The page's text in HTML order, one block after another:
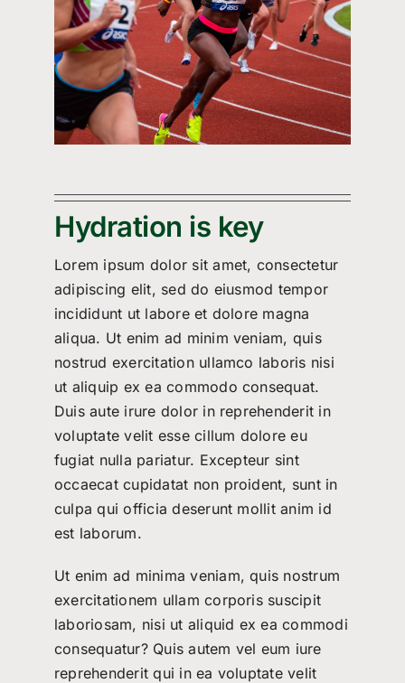
Hydration is key
Lorem ipsum dolor sit amet, consectetur
adipiscing elit, sed do eiusmod tempor
incididunt ut labore et dolore magna
aliqua. Ut enim ad minim veniam, quis
nostrud exercitation ullamco laboris nisi
ut aliquip ex ea commodo consequat.
Duis aute irure dolor in reprehenderit in
voluptate velit esse cillum dolore eu
fugiat nulla pariatur. Excepteur sint
occaecat cupidatat non proident, sunt in
culpa qui officia deserunt mollit anim id
est laborum.
Ut enim ad minima veniam, quis nostrum
exercitationem ullam corporis suscipit
laboriosam, nisi ut aliquid ex ea commodi
consequatur? Quis autem vel eum iure
reprehenderit qui in ea voluptate velit